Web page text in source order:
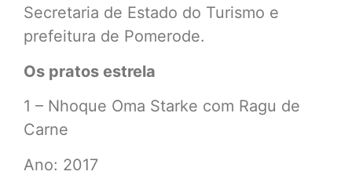
Secretaria de Estado do Turismo e
prefeitura de Pomerode.
Os pratos estrela
1 – Nhoque Oma Starke com Ragu de
Carne
Ano: 2017